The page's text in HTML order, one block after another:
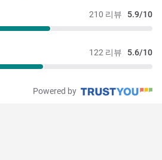
210 리뷰 5.9/10
122 리뷰 5.6/10
Powered by